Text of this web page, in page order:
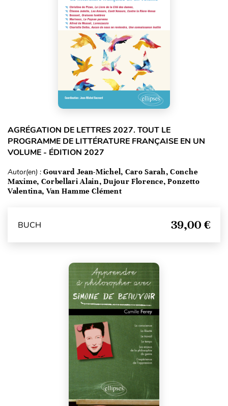
AGRÉGATION DE LETTRES 2027. TOUT LE
PROGRAMME DE LITTÉRATURE FRANÇAISE EN UN
VOLUME - ÉDITION 2027
Autor(en) : Gouvard Jean-Michel, Caro Sarah, Conche
Maxime, Corbellari Alain, Dujour Florence, Ponzetto
Valentina, Van Hamme Clément
BUCH 39,00 €